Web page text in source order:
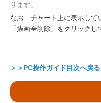
ります。
なお、チャート上に表示して
「描画全削除」をクリックし
＞＞PC操作ガイド目次へ戻る